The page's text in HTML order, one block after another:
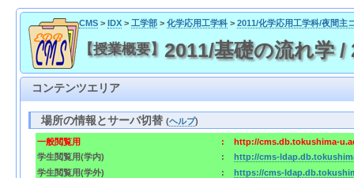
CMS> IDX> 工学部> 化学応用工学科> 2011/化学応用工学科/夜間主
【授業概要】 2011/基礎の流れ学
コンテンツエリア
場所の情報とサーバ切替(ヘルプ)
一般閲覧用 :
http://cms.db.tokushima-
学生閲覧用(学内)
:
http://cms-
学生閲覧用(学外)
:
https://cms-